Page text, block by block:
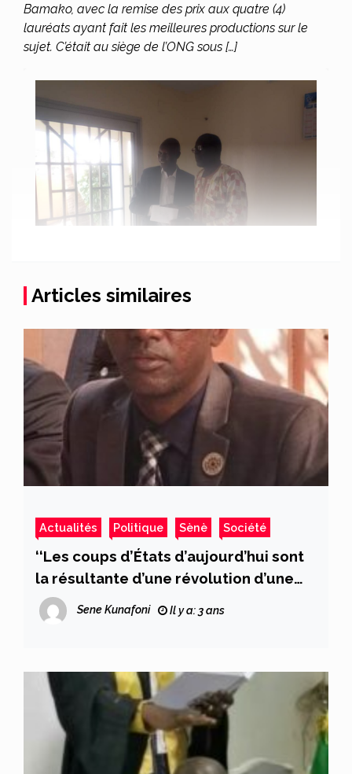
Bamako, avec la remise des prix aux quatre (4)
lauréats ayant fait les meilleures productions sur le
sujet. C’était au siège de l’ONG sous […]
Articles similaires
Actualités Politique Sènè Société
‘‘Les coups d’États d’aujourd’hui sont
la résultante d’une révolution d’une
jeune génération et d’une prise de
conscience qui se généralise’’, dixit M.
Sene Kunafoni Il y a: 3 ans